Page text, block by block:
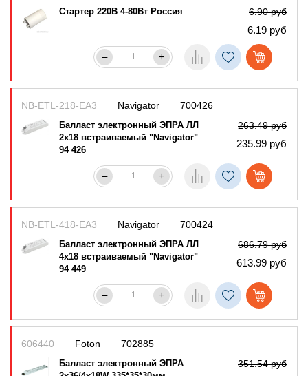
Стартер 220В 4-80Вт Россия 6.90 руб
6.19 руб
– +
700426
NB-ETL-218-EA3
Балласт электронный ЭПРА ЛЛ
2х18 встраиваемый "Navigator"
94 426
263.49 руб
235.99 руб
Navigator
– +
700424
NB-ETL-418-EA3
Балласт электронный ЭПРА ЛЛ
4х18 встраиваемый "Navigator"
94 449
686.79 руб
613.99 руб
Navigator
– +
702885
606440
Балласт электронный ЭПРА
351.54 руб
Foton